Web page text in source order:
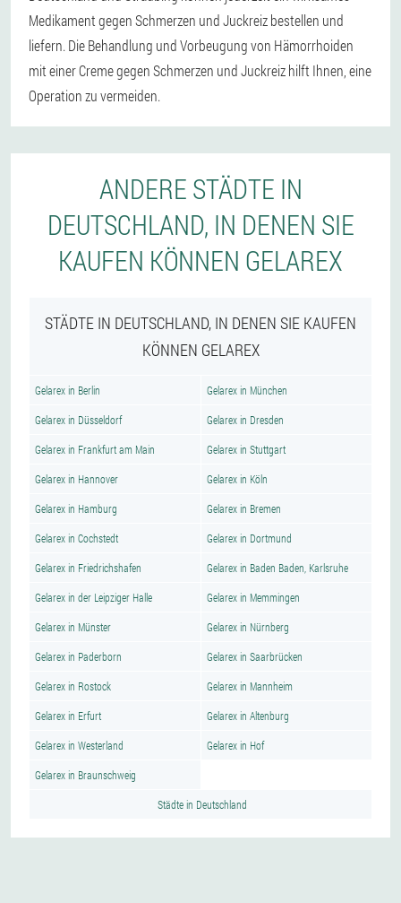
Medikament gegen Schmerzen und Juckreiz bestellen und
liefern. Die Behandlung und Vorbeugung von Hämorrhoiden
mit einer Creme gegen Schmerzen und Juckreiz hilft Ihnen, eine
Operation zu vermeiden.
ANDERE STÄDTE IN
DEUTSCHLAND, IN DENEN SIE
KAUFEN KÖNNEN GELAREX
STÄDTE IN DEUTSCHLAND, IN DENEN SIE KAUFEN
KÖNNEN GELAREX
Gelarex in Berlin Gelarex in München
Gelarex in Düsseldorf Gelarex in Dresden
Gelarex in Frankfurt am Main Gelarex in Stuttgart
Gelarex in Hannover Gelarex in Köln
Gelarex in Hamburg Gelarex in Bremen
Gelarex in Cochstedt Gelarex in Dortmund
Gelarex in Friedrichshafen Gelarex in Baden Baden, Karlsruhe
Gelarex in der Leipziger Halle Gelarex in Memmingen
Gelarex in Münster Gelarex in Nürnberg
Gelarex in Paderborn Gelarex in Saarbrücken
Gelarex in Rostock Gelarex in Mannheim
Gelarex in Erfurt Gelarex in Altenburg
Gelarex in Westerland Gelarex in Hof
Gelarex in Braunschweig
Städte in Deutschland